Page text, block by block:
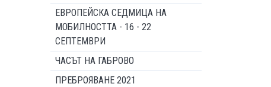
ЕВРОПЕЙСКА СЕДМИЦА НА
МОБИЛНОСТТА - 16 - 22
СЕПТЕМВРИ
ЧАСЪТ НА ГАБРОВО
ПРЕБРОЯВАНЕ 2021